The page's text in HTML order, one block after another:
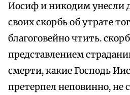
Иосиф и никодим унесли
своих скорбь об утрате
благоговейно чтить.
представлением
смерти, какие Господь
претерпел неповинно, не